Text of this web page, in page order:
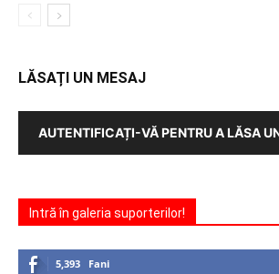
LĂSAȚI UN MESAJ
AUTENTIFICAȚI-VĂ PENTRU A LĂSA
Intră în galeria suporterilor!
5,393 Fani